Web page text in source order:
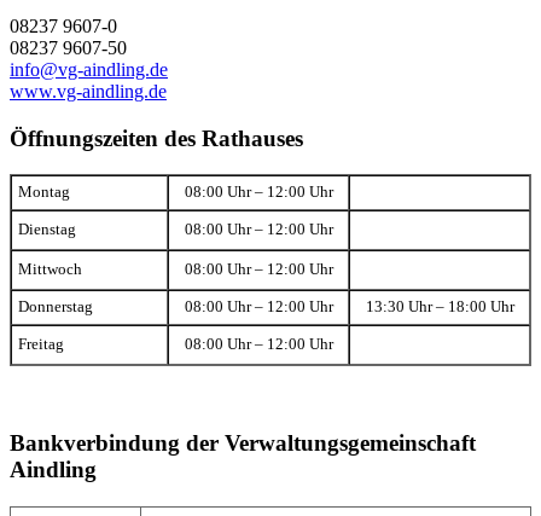
08237 9607-0
08237 9607-50
info@vg-aindling.de
www.vg-aindling.de
Öffnungszeiten des Rathauses
Montag 08:00 Uhr – 12:00 Uhr
Dienstag 08:00 Uhr – 12:00 Uhr
Mittwoch 08:00 Uhr – 12:00 Uhr
Donnerstag 08:00 Uhr – 12:00 Uhr 13:30 Uhr – 18:00 Uhr
Freitag 08:00 Uhr – 12:00 Uhr
Bankverbindung der Verwaltungsgemeinschaft
Aindling